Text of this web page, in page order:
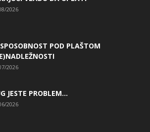
2026
POD PLAŠTOM
2026
JESTE PROBLEM…
2026